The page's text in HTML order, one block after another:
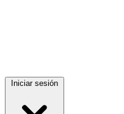
Iniciar sesión